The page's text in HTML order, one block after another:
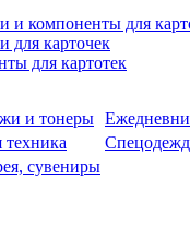
и компоненты для
для карточек
для картотек
и тонеры
сувениры